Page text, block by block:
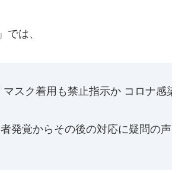
は、
マスク着用も禁止指示か コロナ感
発覚からその後の対応に疑問の